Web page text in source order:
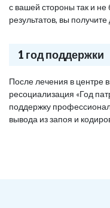
с вашей стороны так и не
результатов, вы
1 год поддержки
После лечения в центре
ресоциализация «Год
поддержку
вывода из запоя и